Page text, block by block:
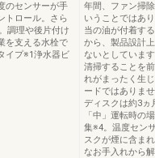
のセンサーが手
トロール。さら
調理や後片付け
を支える水栓で
イプ※1浄水器ビ
年間、ファン掃
いうことではあ
当の油が付着す
から、製品設計
ないとしていま
清掃することを
れがまったく生
ードではありま
ディスクは約3ヵ
「中」運転時の
集※4。温度セン
スクが煙に含ま
なお手入れから